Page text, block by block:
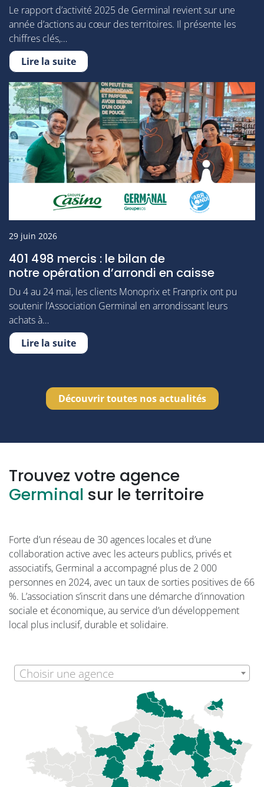
Le rapport d’activité 2025 de Germinal revient sur une
année d’actions au cœur des territoires. Il présente les
chiffres clés,…
Lire la suite
29 juin 2026
401 498 mercis : le bilan de
notre opération d’arrondi en caisse
Du 4 au 24 mai, les clients Monoprix et Franprix ont pu
soutenir l’Association Germinal en arrondissant leurs
achats à…
Lire la suite
Découvrir toutes nos actualités
Trouvez votre agence
Germinal sur le territoire
Forte d’un réseau de 30 agences locales et d’une
collaboration active avec les acteurs publics, privés et
associatifs, Germinal a accompagné plus de 2 000
personnes en 2024, avec un taux de sorties positives de 66
%. L’association s’inscrit dans une démarche d’innovation
sociale et économique, au service d’un développement
local plus inclusif, durable et solidaire.
Choisir une agence